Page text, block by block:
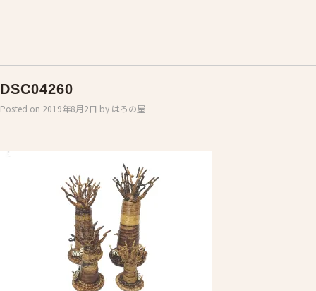
DSC04260
Posted on 2019年8月2日 by はろの屋